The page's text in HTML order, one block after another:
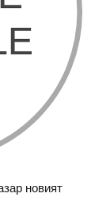
новият